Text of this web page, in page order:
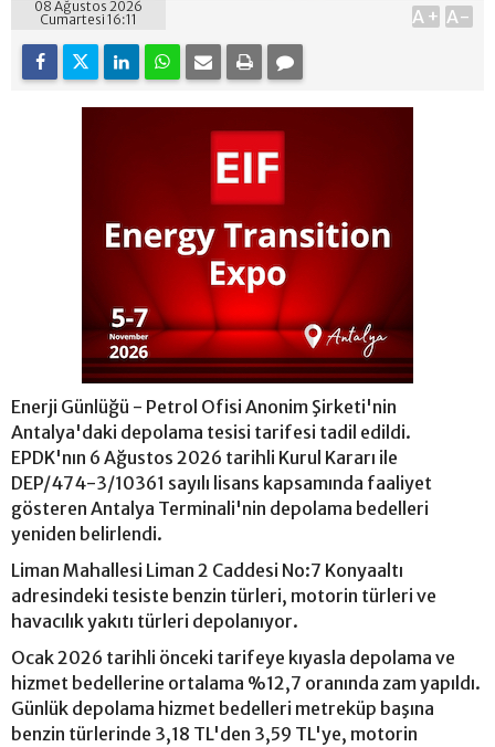
08 Ağustos 2026
Cumartesi 16:11
A+ A-
Enerji Günlüğü - Petrol Ofisi Anonim Şirketi'nin
Antalya'daki depolama tesisi tarifesi tadil edildi.
EPDK'nın 6 Ağustos 2026 tarihli Kurul Kararı ile
DEP/474-3/10361 sayılı lisans kapsamında faaliyet
gösteren Antalya Terminali'nin depolama bedelleri
yeniden belirlendi.
Liman Mahallesi Liman 2 Caddesi No:7 Konyaaltı
adresindeki tesiste benzin türleri, motorin türleri ve
havacılık yakıtı türleri depolanıyor.
Ocak 2026 tarihli önceki tarifeye kıyasla depolama ve
hizmet bedellerine ortalama %12,7 oranında zam yapıldı.
Günlük depolama hizmet bedelleri metreküp başına
benzin türlerinde 3,18 TL'den 3,59 TL'ye, motorin